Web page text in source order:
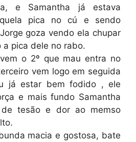
e Samantha já estava
pica no cú e sendo
goza vendo ela chupar
a pica dele no rabo.
o 2º que mau entra no
vem logo em seguida
já estar bem fodido , ele
e mais fundo Samantha
tesão e dor ao memso
macia e gostosa, bate